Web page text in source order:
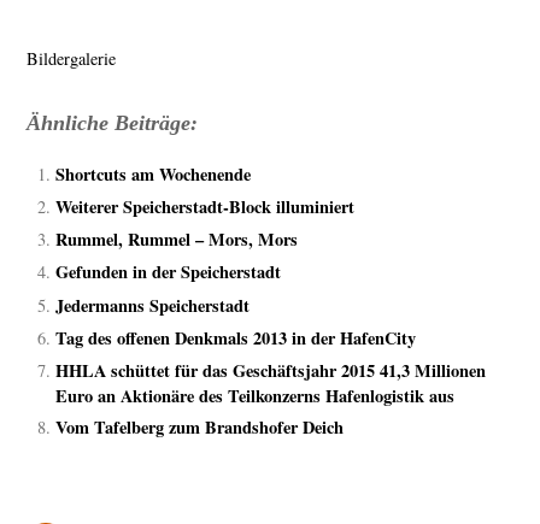
Bildergalerie
Ähnliche Beiträge:
Shortcuts am Wochenende
Weiterer Speicherstadt-Block illuminiert
Rummel, Rummel – Mors, Mors
Gefunden in der Speicherstadt
Jedermanns Speicherstadt
Tag des offenen Denkmals 2013 in der HafenCity
HHLA schüttet für das Geschäftsjahr 2015 41,3 Millionen
Euro an Aktionäre des Teilkonzerns Hafenlogistik aus
Vom Tafelberg zum Brandshofer Deich